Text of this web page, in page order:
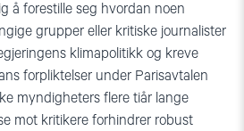
å forestille seg hvordan noen
grupper eller kritiske journalister
klimapolitikk og kreve
forpliktelser under Parisavtalen
myndigheters flere tiår lange
mot kritikere forhindrer robust